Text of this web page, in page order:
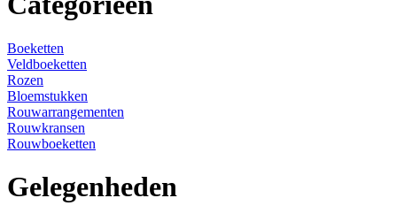
Boeketten
Veldboeketten
Rozen
Bloemstukken
Rouwarrangementen
Rouwkransen
Rouwboeketten
Gelegenheden